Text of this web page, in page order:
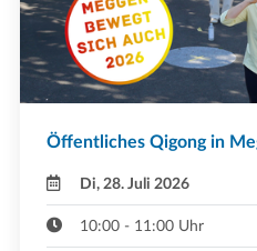
Öffentliches Qigong in
Di, 28. Juli 2026
10:00 - 11:00 Uhr